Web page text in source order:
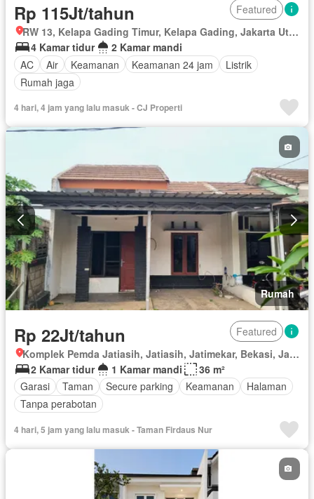
Rp 115Jt/tahun
Featured
RW 13, Kelapa Gading Timur, Kelapa Gading, Jakarta Utara, Daerah Khusus Ibukota Jakarta
4 Kamar tidur
2 Kamar mandi
AC
Air Keamanan Keamanan 24 jam
Listrik
Rumah jaga
4 hari, 4 jam yang lalu masuk - CJ Properti
Rumah
Rp 22Jt/tahun
Featured
Komplek Pemda Jatiasih, Jatiasih, Jatimekar, Bekasi, Jawa Barat
2 Kamar tidur
1 Kamar mandi
36 m²
Garasi
Taman Secure parking Keamanan
Halaman
Tanpa perabotan
4 hari, 5 jam yang lalu masuk - Taman Firdaus Nur